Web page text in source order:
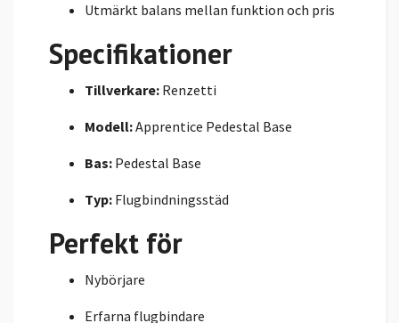
Utmärkt balans mellan funktion och pris
Specifikationer
Tillverkare: Renzetti
Modell:Apprentice Pedestal Base
Bas: Pedestal Base
Typ: Flugbindningsstäd
Perfekt för
Nybörjare
Erfarna flugbindare